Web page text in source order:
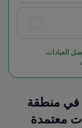
العيادات
منطقة
191 خيارات معتمدة